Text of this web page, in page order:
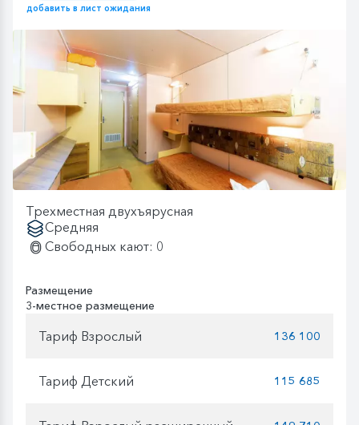
добавить в лист ожидания
Трехместная двухъярусная
Средняя
Свободных кают: 0
Размещение
3-местное размещение
Тариф Взрослый 136 100
Тариф Детский 115 685